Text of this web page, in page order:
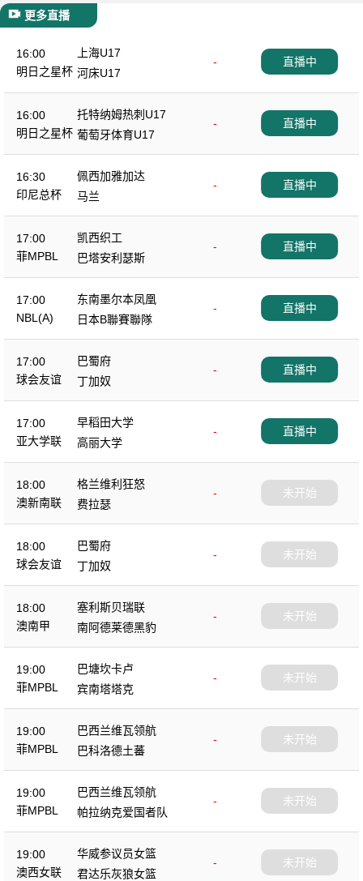
更多直播
16:00
明日之星杯
上海U17
-
河床U17
直播中
16:00
明日之星杯
托特纳姆热刺U17
-
葡萄牙体育U17
直播中
16:30
印尼总杯
佩西加雅加达
-
马兰
直播中
17:00
菲MPBL
凯西织工
-
巴塔安利瑟斯
直播中
17:00
NBL(A)
东南墨尔本凤凰
-
日本B聯賽聯隊
直播中
17:00
球会友谊
巴蜀府
-
丁加奴
直播中
17:00
亚大学联
早稻田大学
-
高丽大学
直播中
18:00
澳新南联
格兰维利狂怒
-
费拉瑟
未开始
18:00
球会友谊
巴蜀府
-
丁加奴
未开始
18:00
澳南甲
塞利斯贝瑞联
-
南阿德莱德黑豹
未开始
19:00
菲MPBL
巴塘坎卡卢
-
宾南塔塔克
未开始
19:00
菲MPBL
巴西兰维瓦领航
-
巴科洛德土蕃
未开始
19:00
菲MPBL
巴西兰维瓦领航
-
帕拉纳克爱国者队
未开始
19:00
澳西女联
华威参议员女篮
-
君达乐灰狼女篮
未开始